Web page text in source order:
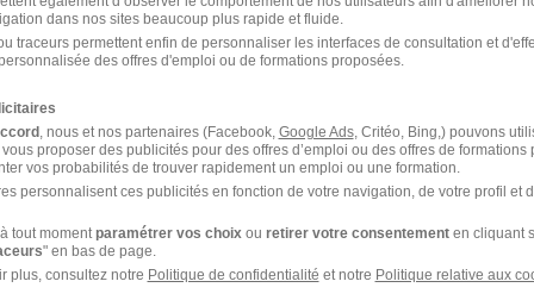
en Application du Droit des Sols H/
CDD 1 870 € / mois
jours
dans nos sites beaucoup plus rapide et fluide.
traceurs permettent enfin de personnaliser les interfaces de consultation et
des offres d'emploi ou de formations proposées.
, nous et nos partenaires (Facebook, Google Ads, Critéo, Bing,) pouvons
proposer des publicités pour des offres d’emploi ou des offres de formations
vos probabilités de trouver rapidement un emploi ou une formation.
personnalisent ces publicités en fonction de votre navigation, de votre profil et
tout moment paramétrer vos choix ou retirer votre consentementen cliquant
" en bas de page.
plus, consultez notre Politique de confidentialité et notre Politique relative aux